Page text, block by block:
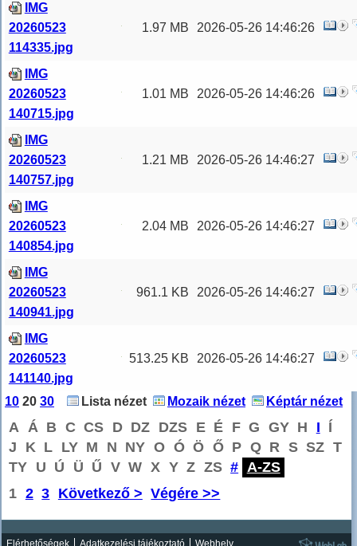
IMG
20260523
114335.jpg
1.97 MB 2026-05-26 14:46:26
IMG
20260523
140715.jpg
1.01 MB 2026-05-26 14:46:26
IMG
20260523
140757.jpg
1.21 MB 2026-05-26 14:46:27
IMG
20260523
140854.jpg
2.04 MB 2026-05-26 14:46:27
IMG
20260523
140941.jpg
961.1 KB 2026-05-26 14:46:27
IMG
20260523
141140.jpg
513.25 KB 2026-05-26 14:46:27
10 20 30 Lista nézet Mozaik nézet Képtár nézet
A Á B C CS D DZ DZS E É F G GY H I Í
J
K L LY M N NY O Ó Ö Ő P Q R S SZ T
TY U Ú Ü Ű V W X Y Z ZS # A-ZS
1 2 3 Következő > Végére >>